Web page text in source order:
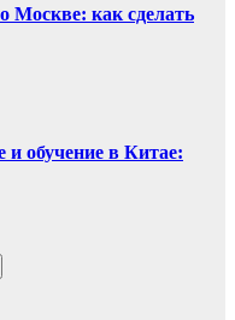
Москве: как сделать
и обучение в Китае: